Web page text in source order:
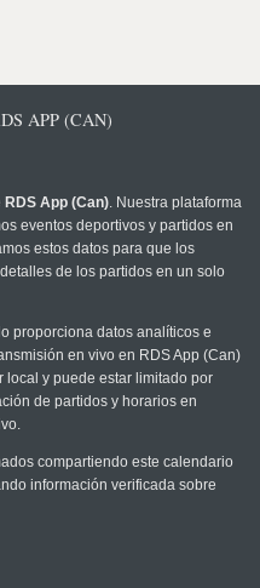
APP (CAN)
RDS App (Can). Nuestra plataforma
eventos deportivos y partidos en
estos datos para que los
de los partidos en un solo
proporciona datos analíticos e
en vivo en RDS App (Can)
y puede estar limitado por
de partidos y horarios en
compartiendo este calendario
información verificada sobre